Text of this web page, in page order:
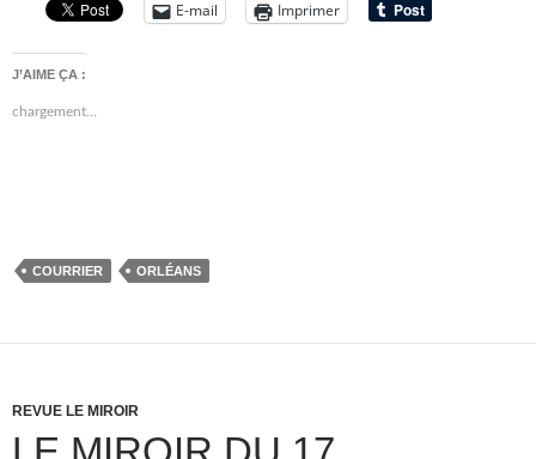
E-mail Imprimer
J’AIME ÇA :
chargement…
COURRIER ORLÉANS
REVUE LE MIROIR